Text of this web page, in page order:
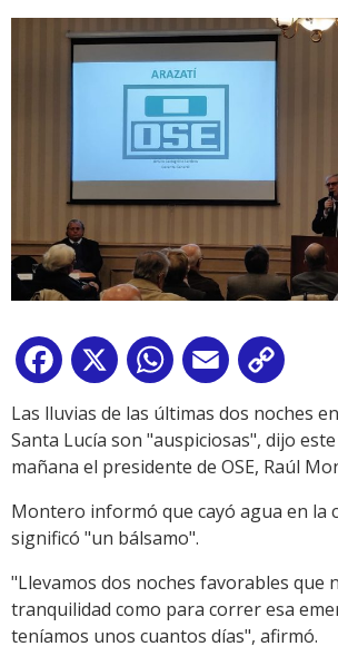
Facebook
X WhatsApp
Email
Link
Las lluvias de las últimas dos noches
Santa Lucía son "auspiciosas", dijo
mañana el presidente de OSE, Raúl
Montero informó que cayó agua en la
significó "un bálsamo".
"Llevamos dos noches favorables que
tranquilidad como para correr esa
teníamos unos cuantos días", afirmó.